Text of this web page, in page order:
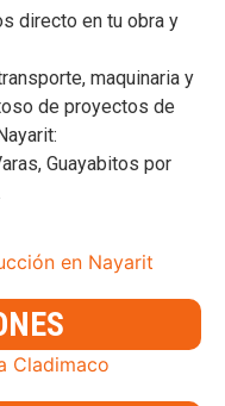
directo en tu obra y
maquinaria y
de proyectos de
Guayabitos por